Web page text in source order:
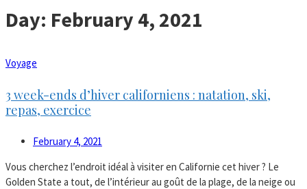
Day: February 4, 2021
Voyage
3 week-ends d’hiver californiens : natation, ski,
repas, exercice
February 4, 2021
Vous cherchez l’endroit idéal à visiter en Californie cet hiver ? Le
Golden State a tout, de l’intérieur au goût de la plage, de la neige ou